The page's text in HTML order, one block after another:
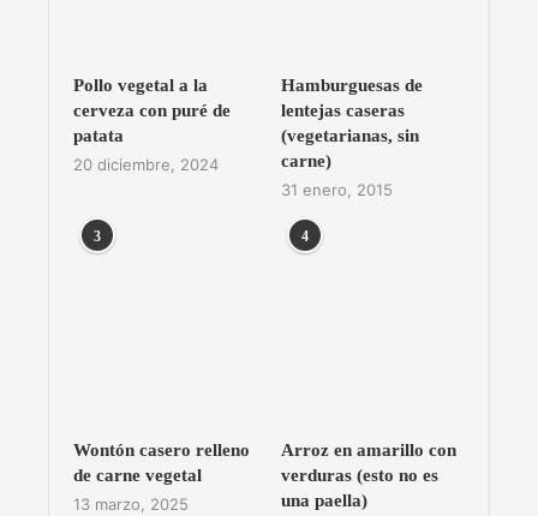
Pollo vegetal a la
cerveza con puré de
patata
20 diciembre, 2024
Hamburguesas de
lentejas caseras
(vegetarianas, sin
carne)
31 enero, 2015
3
Wontón casero relleno
de carne vegetal
13 marzo, 2025
4
Arroz en amarillo con
verduras (esto no es
una paella)